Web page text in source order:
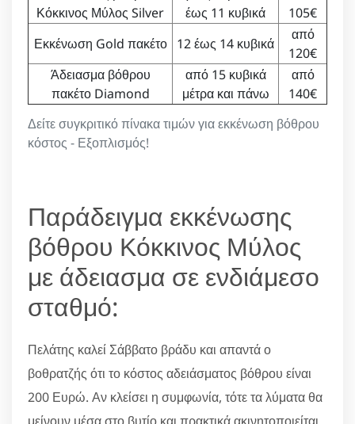
Δείτε συγκριτικό πίνακα τιμών για εκκένωση βόθρου
κόστος - Εξοπλισμός!
Κόκκινος Μύλος Silver
έως 11 κυβικά
105€
Εκκένωση Gold πακέτο
12 έως 14 κυβικά
από
120€
Άδειασμα βόθρου
πακέτο Diamond
από 15 κυβικά
μέτρα και πάνω
από
140€
Παράδειγμα εκκένωσης
βόθρου Κόκκινος Μύλος
με άδειασμα σε ενδιάμεσο
σταθμό:
Πελάτης καλεί Σάββατο βράδυ και απαντά ο
βοθρατζής ότι το κόστος αδειάσματος βόθρου είναι
200 Ευρώ. Αν κλείσει η συμφωνία, τότε τα λύματα θα